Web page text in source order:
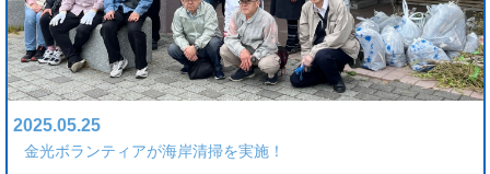
2025.05.25
金光ボランティアが海岸清掃を実施！